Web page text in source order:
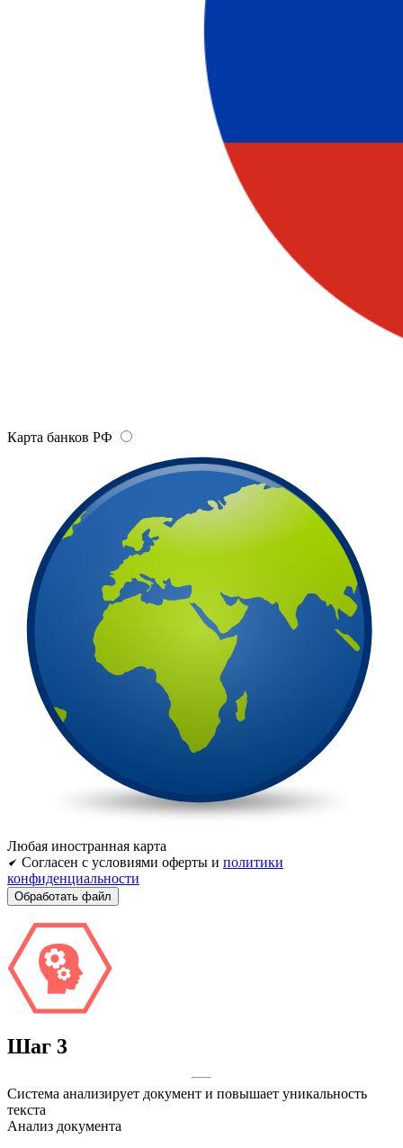
Карта банков РФ
Любая иностранная карта
Согласен с условиями оферты и политики
конфиденциальности
Шаг 3
Система анализирует документ и повышает уникальность
текста
Анализ документа